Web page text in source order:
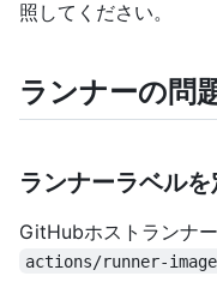
照してください。
ランナーの問
ランナーラベル
GitHubホストランナー
actions/runner-